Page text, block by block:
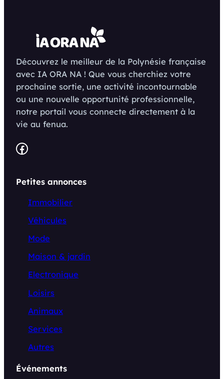
Découvrez le meilleur de la Polynésie française
avec IA ORA NA ! Que vous cherchiez votre
prochaine sortie, une activité incontournable
ou une nouvelle opportunité professionnelle,
notre portail vous connecte directement à la
vie au fenua.
Facebook
Petites annonces
Immobilier
Véhicules
Mode
Maison & jardin
Electronique
Loisirs
Animaux
Services
Autres
Événements